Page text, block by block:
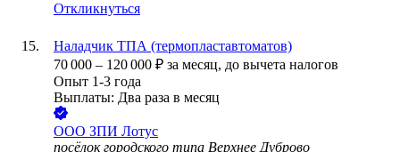
Откликнуться
Наладчик ТПА (термопластавтоматов)
70 000 – 120 000 ₽ за месяц, до вычета налогов
Опыт 1-3 года
Выплаты: Два раза в месяц
ООО ЗПИ Лотус
посёлок городского типа Верхнее Дуброво